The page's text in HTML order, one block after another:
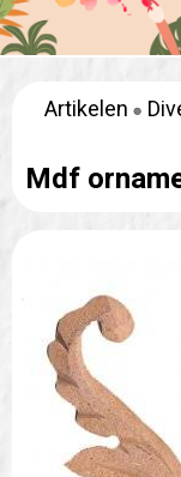
Artikelen
Mdf